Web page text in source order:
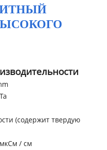
(содержит твердую
/ см